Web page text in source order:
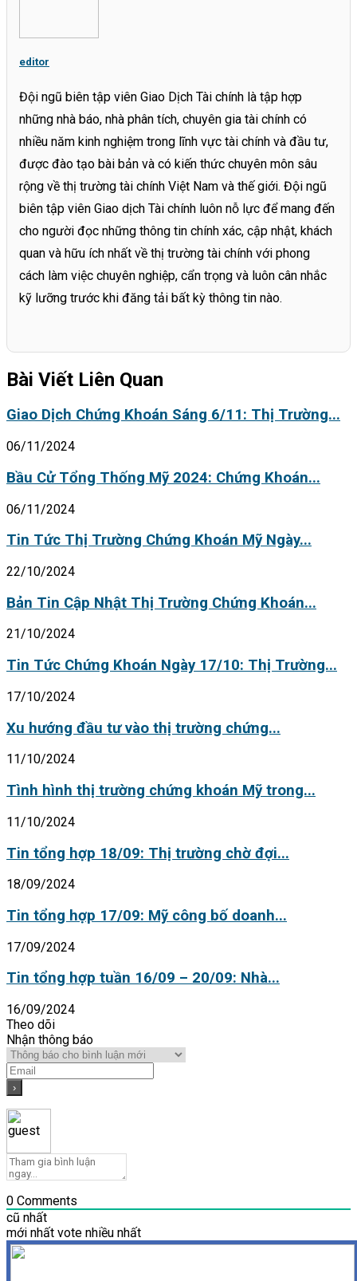
editor
Đội ngũ biên tập viên Giao Dịch Tài chính là tập hợp
những nhà báo, nhà phân tích, chuyên gia tài chính có
nhiều năm kinh nghiệm trong lĩnh vực tài chính và đầu tư,
được đào tạo bài bản và có kiến thức chuyên môn sâu
rộng về thị trường tài chính Việt Nam và thế giới. Đội ngũ
biên tập viên Giao dịch Tài chính luôn nỗ lực để mang đến
cho người đọc những thông tin chính xác, cập nhật, khách
quan và hữu ích nhất về thị trường tài chính với phong
cách làm việc chuyên nghiệp, cẩn trọng và luôn cân nhắc
kỹ lưỡng trước khi đăng tải bất kỳ thông tin nào.
Bài Viết Liên Quan
Giao Dịch Chứng Khoán Sáng 6/11: Thị Trường...
06/11/2024
Bầu Cử Tổng Thống Mỹ 2024: Chứng Khoán...
06/11/2024
Tin Tức Thị Trường Chứng Khoán Mỹ Ngày...
22/10/2024
Bản Tin Cập Nhật Thị Trường Chứng Khoán...
21/10/2024
Tin Tức Chứng Khoán Ngày 17/10: Thị Trường...
17/10/2024
Xu hướng đầu tư vào thị trường chứng...
11/10/2024
Tình hình thị trường chứng khoán Mỹ trong...
11/10/2024
Tin tổng hợp 18/09: Thị trường chờ đợi...
18/09/2024
Tin tổng hợp 17/09: Mỹ công bố doanh...
17/09/2024
Tin tổng hợp tuần 16/09 – 20/09: Nhà...
16/09/2024
Theo dõi
Nhận thông báo
0 Comments
cũ nhất
mới nhất vote nhiều nhất